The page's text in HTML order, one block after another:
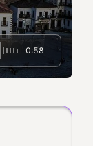
0:58